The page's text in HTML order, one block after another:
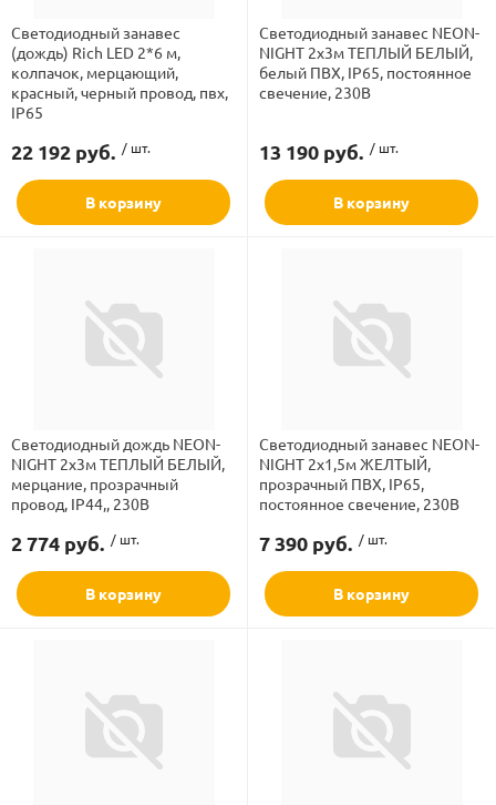
Бренд
герметичный колпачок
Напряжение
Расстояние между светодиодами
Режим свечения
Цвет свечения
Светодиодный занавес
(дождь) Rich LED 2*6 м,
колпачок, мерцающий,
красный, черный провод, пвх,
IP65
22 192 руб. / шт.
В корзину
Светодиодный занавес NEON-
NIGHT 2х3м ТЕПЛЫЙ БЕЛЫЙ,
белый ПВХ, IP65, постоянное
свечение, 230В
13 190 руб. / шт.
В корзину
Светодиодный дождь NEON-
NIGHT 2х3м ТЕПЛЫЙ БЕЛЫЙ,
мерцание, прозрачный
провод, IP44,, 230В
2 774 руб. / шт.
В корзину
Светодиодный занавес NEON-
NIGHT 2х1,5м ЖЕЛТЫЙ,
прозрачный ПВХ, IP65,
постоянное свечение, 230В
7 390 руб. / шт.
В корзину